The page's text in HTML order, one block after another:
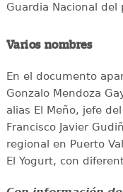
Guardia Nacional del
Varios nombres
En el documento
Gonzalo Mendoza
alias El Meño, jefe
Francisco Javier
regional en Puerto
El Yogurt, con